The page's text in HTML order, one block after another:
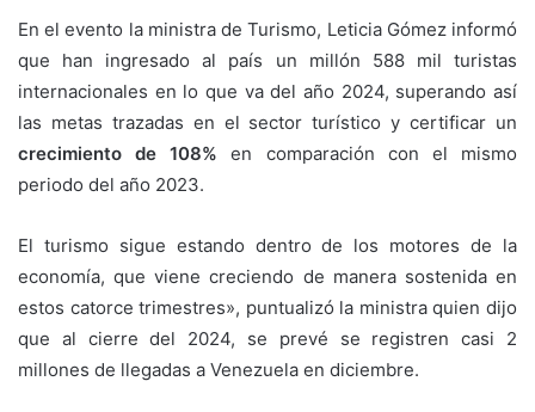
En el evento la ministra de Turismo, Leticia Gómez informó
que han ingresado al país un millón 588 mil turistas
internacionales en lo que va del año 2024, superando así
las metas trazadas en el sector turístico y certificar un
crecimiento de 108% en comparación con el mismo
periodo del año 2023.
El turismo sigue estando dentro de los motores de la
economía, que viene creciendo de manera sostenida en
estos catorce trimestres», puntualizó la ministra quien dijo
que al cierre del 2024, se prevé se registren casi 2
millones de llegadas a Venezuela en diciembre.